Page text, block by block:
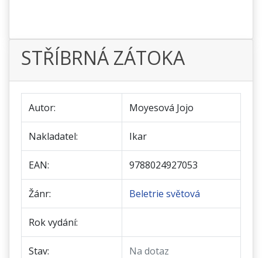
STŘÍBRNÁ ZÁTOKA
Autor: Moyesová Jojo
Nakladatel: Ikar
EAN: 9788024927053
Žánr: Beletrie světová
Rok vydání:
Stav: Na dotaz